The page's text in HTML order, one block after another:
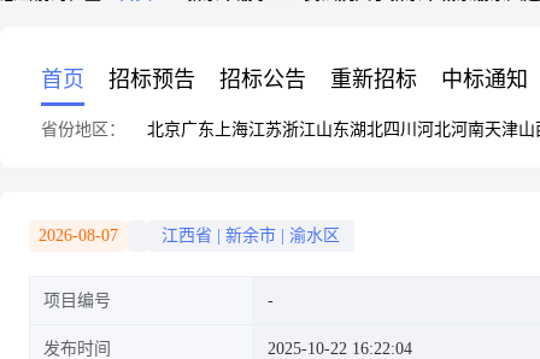
次拍卖)的公告(二次)
首页 招标预告 招标公告 重新招标 中标通知
省份地区： 北京广东 上海江苏浙江山东湖北四川 河北河南天津山
2026-08-07 江西省 新余市 渝水区
项目编号
发布时间 2025-10-22 16:22:04